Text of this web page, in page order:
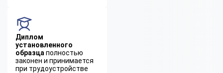
Диплом
установленного
образца полностью
законен и принимается
при трудоустройстве